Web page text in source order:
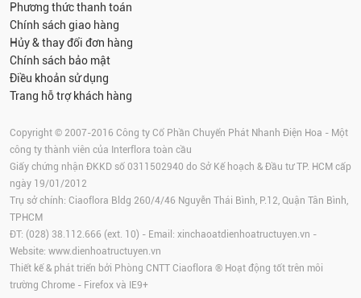
Phương thức thanh toán
Chính sách giao hàng
Hủy & thay đổi đơn hàng
Chính sách bảo mật
Điều khoản sử dụng
Trang hỗ trợ khách hàng
Copyright © 2007-2016 Công ty Cổ Phần Chuyển Phát Nhanh Điện Hoa - Một
công ty thành viên của Interflora toàn cầu
Giấy chứng nhận ĐKKD số 0311502940 do Sở Kế hoạch & Đầu tư TP. HCM cấp
ngày 19/01/2012
Trụ sở chính: Ciaoflora Bldg 260/4/46 Nguyễn Thái Bình, P.12, Quận Tân Bình,
TPHCM
ĐT: (028) 38.112.666 (ext. 10) - Email: xinchaoatdienhoatructuyen.vn -
Website: www.dienhoatructuyen.vn
Thiết kế & phát triển bởi Phòng CNTT Ciaoflora ® Hoạt động tốt trên môi
trường Chrome - Firefox và IE9+